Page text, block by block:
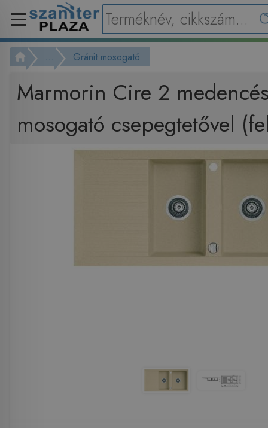
... Gránit mosogató
Marmorin Cire 2
mosogató csepegtetővel